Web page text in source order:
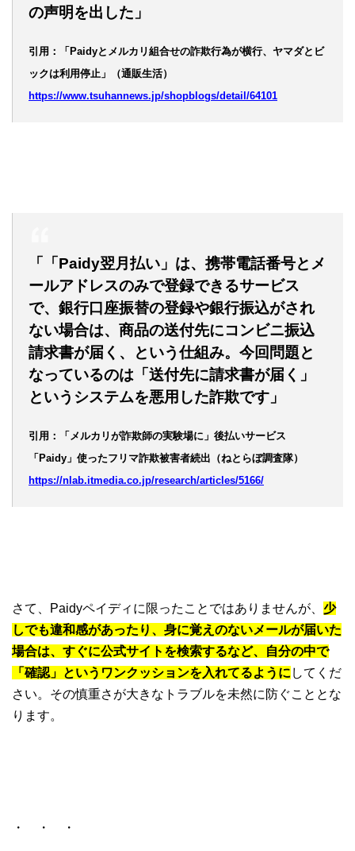
の声明を出した」
引用：「Paidyとメルカリ組合せの詐欺行為が横行、ヤマダとビ
ックは利用停止」（通販生活）
https://www.tsuhannews.jp/shopblogs/detail/64101
「「Paidy翌月払い」は、携帯電話番号とメ
ールアドレスのみで登録できるサービス
で、銀行口座振替の登録や銀行振込がされ
ない場合は、商品の送付先にコンビニ振込
請求書が届く、という仕組み。今回問題と
なっているのは「送付先に請求書が届く」
というシステムを悪用した詐欺です」
引用：「メルカリが詐欺師の実験場に」後払いサービス
「Paidy」使ったフリマ詐欺被害者続出（ねとらぼ調査隊）
https://nlab.itmedia.co.jp/research/articles/5166/
さて、Paidyペイディに限ったことではありませんが、 少
しでも違和感があったり、身に覚えのないメールが届いた
場合は、すぐに公式サイトを検索するなど、自分の中で
「確認」というワンクッションを入れてるように してくだ
さい。その慎重さが大きなトラブルを未然に防ぐこととな
ります。
・ ・ ・